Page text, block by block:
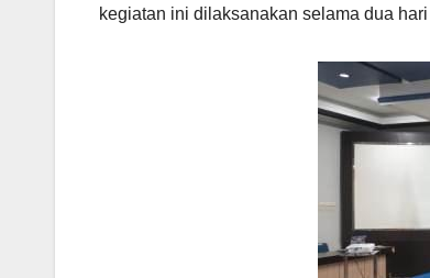
kegiatan ini dilaksanakan selama dua